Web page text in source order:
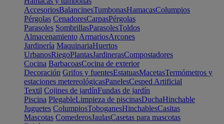
AccesoriosBalancinesTumbonasHamacasColumpios
Pérgolas CenadoresCarpasPérgolas
Parasoles SombrillasParasolesToldos
Almacenamiento ArmariosArcones
Jardinería MaquinariaHuertos
UrbanosRiegoPlantasJardinerasCompostadores
Cocina BarbacoasCocina de exterior
Decoración Grifos y fuentesEstatuasMacetasTermómetros y
estaciones metereológicasPanelesCesped Artificial
Textil Cojines de jardínFundas de jardín
Piscina PlegableLimpieza de piscinasDuchaHinchable
Juguetes ColumpiosToboganesHinchablesCasitas
Mascotas ComederosJaulasCasetas para mascotas